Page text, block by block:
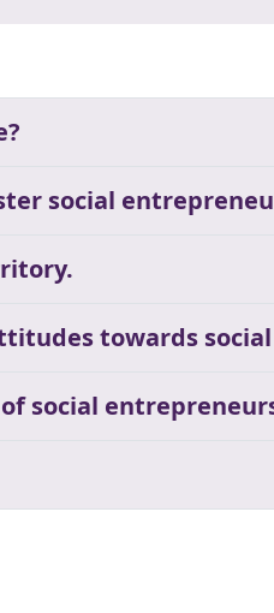
social
towards
social